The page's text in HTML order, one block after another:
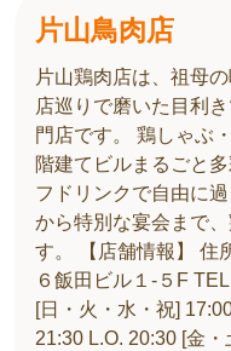
片山鳥肉店
片山鶏肉店は、祖母
店巡りで磨いた目利
門店です。 鶏しゃぶ
階建てビルまるごと
フドリンクで自由に
から特別な宴会まで
す。 【店舗情報】 住
６飯田ビル１-５F
[日・火・水・祝]
21:30 L.O. 20:30 [金